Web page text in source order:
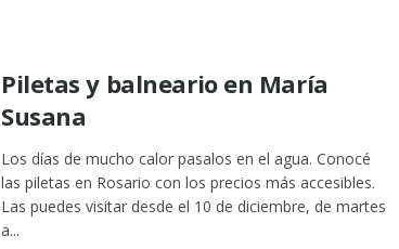
Piletas y balneario en María
Susana
Los días de mucho calor pasalos en el agua. Conocé
las piletas en Rosario con los precios más accesibles.
Las puedes visitar desde el 10 de diciembre, de martes
a...